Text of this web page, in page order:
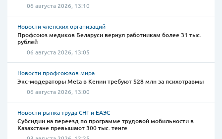
06 августа 2026, 13:10
Новости членских организаций
Профсоюз медиков Беларуси вернул работникам более 31 тыс.
рублей
06 августа 2026, 13:05
Новости профсоюзов мира
Экс-модераторы Meta в Кении требуют $28 млн за психотравмы
06 августа 2026, 13:00
Новости рынка труда СНГ и ЕАЭС
Субсидии на переезд по программе трудовой мобильности в
Казахстане превышают 300 тыс. тенге